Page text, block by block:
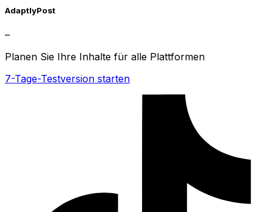
AdaptlyPost
–
Planen Sie Ihre Inhalte für alle Plattformen
7-Tage-Testversion starten